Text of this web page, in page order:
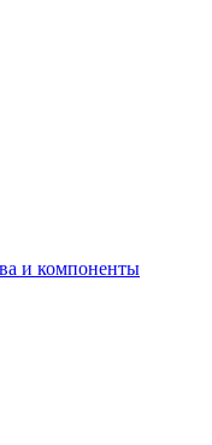
и компоненты